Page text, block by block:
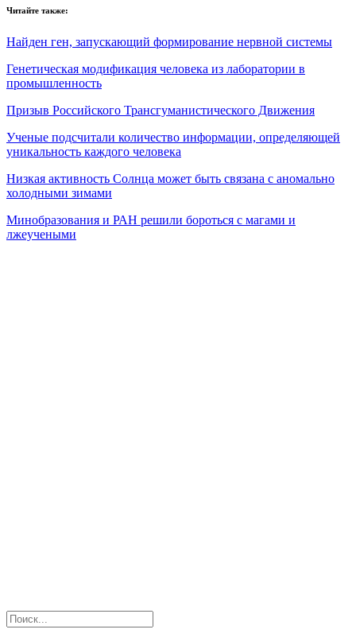
Читайте также:
Найден ген, запускающий формирование нервной системы
Генетическая модификация человека из лаборатории в
промышленность
Призыв Российского Трансгуманистического Движения
Ученые подсчитали количество информации, определяющей
уникальность каждого человека
Низкая активность Солнца может быть связана с аномально
холодными зимами
Минобразования и РАН решили бороться с магами и
лжеучеными